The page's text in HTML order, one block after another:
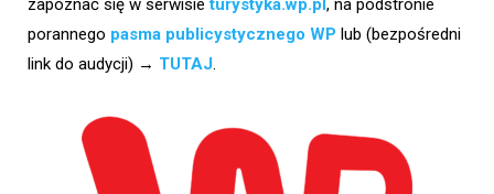
zapoznać się w serwisieturystyka.wp.pl , na podstronie
porannego pasma publicystycznego WP lub (bezpośredni
link do audycji) → TUTAJ.